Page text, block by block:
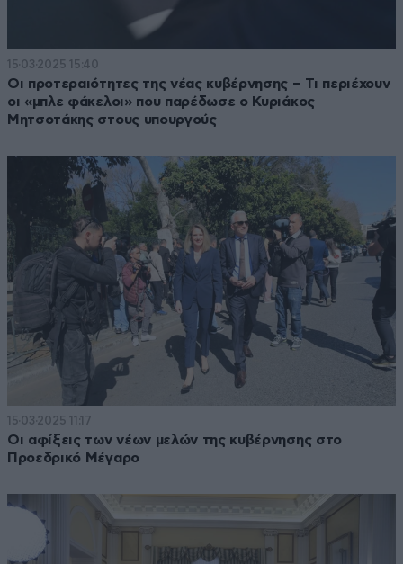
15·03·2025 15:40
Οι προτεραιότητες της νέας κυβέρνησης – Τι περιέχουν
οι «μπλε φάκελοι» που παρέδωσε ο Κυριάκος
Μητσοτάκης στους υπουργούς
15·03·2025 11:17
Οι αφίξεις των νέων μελών της κυβέρνησης στο
Προεδρικό Μέγαρο